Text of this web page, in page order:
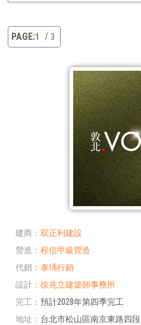
建商
双正利建設
營造
程信甲級營造
代銷
泰瑀行銷
設計
徐兆立建築師事務所
完工
預計2028年第四季完工
地址
台北市松山區南京東路四段
1 3